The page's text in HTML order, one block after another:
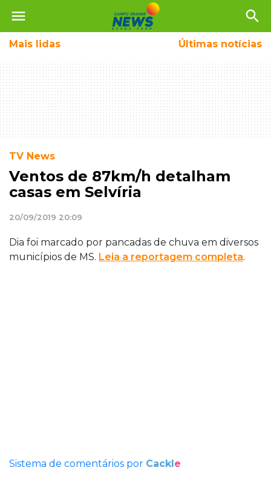
menu search
Mais lidas Últimas notícias
TV News
Ventos de 87km/h detalham
casas em Selvíria
20/09/2019 20:09
Dia foi marcado por pancadas de chuva em diversos
municípios de MS. Leia a reportagem completa.
Sistema de comentários por Cackle